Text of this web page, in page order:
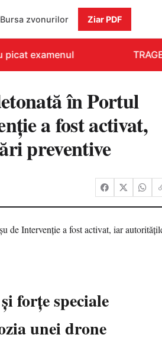
Bursa zvonurilor Ziar PDF
examenul
în Portul
a fost activat,
preventive
forțe speciale
unei drone